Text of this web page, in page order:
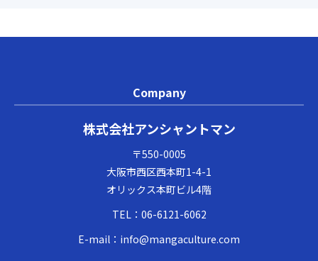
Company
株式会社アンシャントマン
〒550-0005
大阪市西区西本町1-4-1
オリックス本町ビル4階
TEL： 06-6121-6062
E-mail： info@mangaculture.com